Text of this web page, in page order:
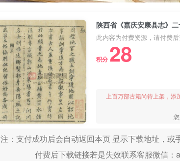
陕西省《嘉庆安康县志》
此内容为付费资源，请付费
积分 28
上百万部古籍尚待上架，
注：支付成功后会自动返回本页 显示下载地址，或
付费后下载链接若是失效联系客服微信：